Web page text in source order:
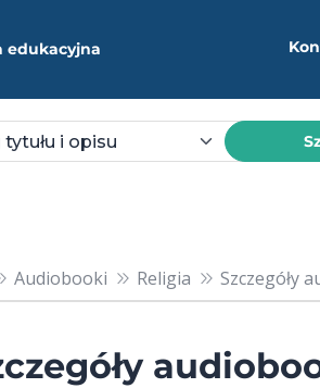
edukacyjna
Audiobooki Religia Szczegóły